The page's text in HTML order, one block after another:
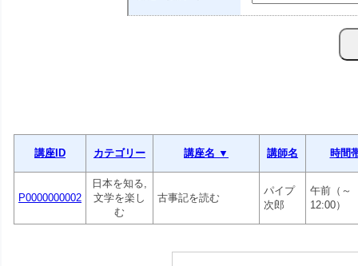
講座ID カテゴリー 講座名 ▼ 講師名 時間
P0000000002
日本を知る,
文学を楽し
む
古事記を読む
パイプ
次郎
午前（～
12:00）